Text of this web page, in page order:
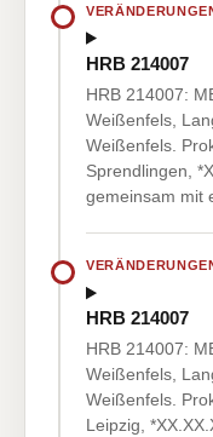
HRB 214007
HRB 214007:
Weißenfels,
Weißenfels.
Sprendlingen,
gemeinsam mit
HRB 214007
HRB 214007:
Weißenfels,
Weißenfels.
Leipzig,